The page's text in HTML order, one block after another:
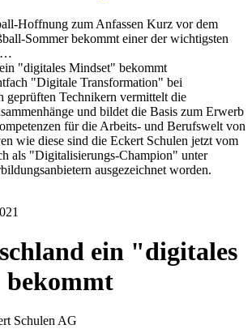
Hoffnung zum Anfassen Kurz vor dem
Sommer bekommt einer der wichtigsten
"Digitale Transformation" bei
geprüften Technikern vermittelt die
und bildet die Basis zum Erwerb
für die Arbeits- und Berufswelt von
wie diese sind die Eckert Schulen jetzt vom
als "Digitalisierungs-Champion" unter
ausgezeichnet worden.
ein "digitales
Schulen AG